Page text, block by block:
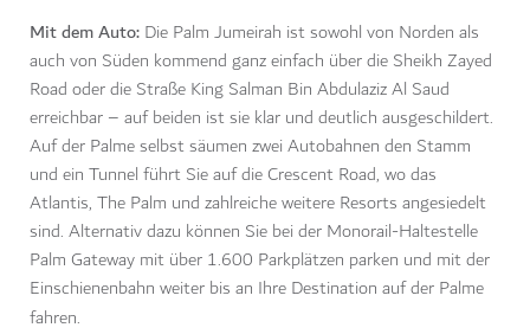
Mit dem Auto: Die Palm Jumeirah ist sowohl von Norden als
auch von Süden kommend ganz einfach über die Sheikh Zayed
Road oder die Straße King Salman Bin Abdulaziz Al Saud
erreichbar – auf beiden ist sie klar und deutlich ausgeschildert.
Auf der Palme selbst säumen zwei Autobahnen den Stamm
und ein Tunnel führt Sie auf die Crescent Road, wo das
Atlantis, The Palm und zahlreiche weitere Resorts angesiedelt
sind. Alternativ dazu können Sie bei der Monorail-Haltestelle
Palm Gateway mit über 1.600 Parkplätzen parken und mit der
Einschienenbahn weiter bis an Ihre Destination auf der Palme
fahren.